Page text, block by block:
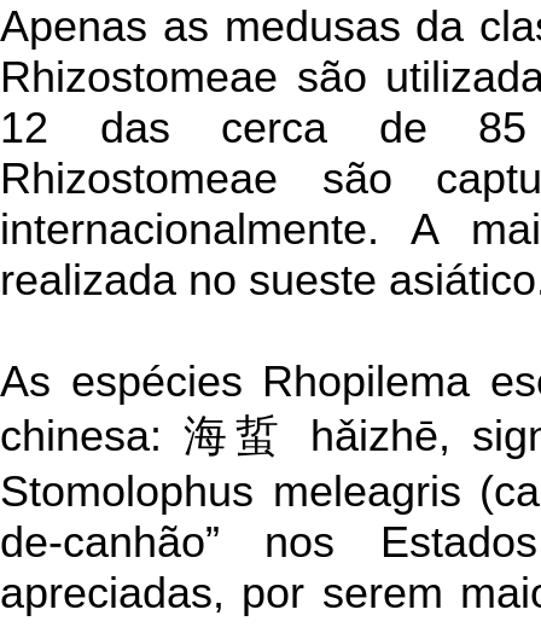
Apenas as medusas da
Rhizostomeae são
12 das cerca de 85
Rhizostomeae são
internacionalmente. A
realizada no sueste
As espécies Rhopilema
chinesa: 海蜇 hǎizhē,
Stomolophus meleagris
de-canhão” nos
apreciadas, por serem